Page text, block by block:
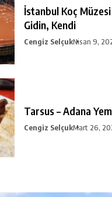
İstanbul Koç
Gidin, Kendi
Cengiz SelçukNisan 9,
Tarsus – Adana
Cengiz SelçukMart 26,